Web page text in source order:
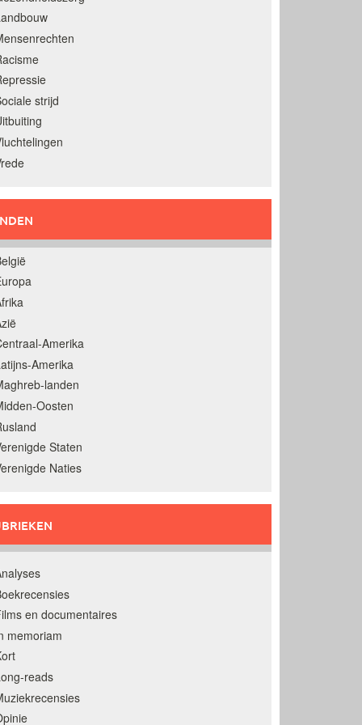
strijd
Amerika
Amerika
landen
Oosten
Staten
Naties
en documentaires
memoriam
reads